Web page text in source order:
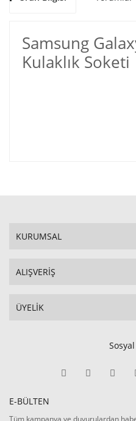
Samsung
Kulaklık Soketi
KURUMSAL
ALIŞVERİŞ
ÜYELİK
E-BÜLTEN
Tüm kampanya ve duyurulardan